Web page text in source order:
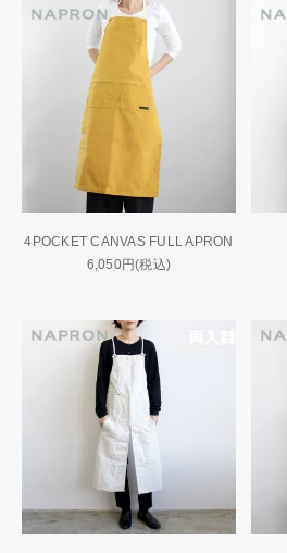
4POCKET CANVAS FULL APRON
6,050円(税込)